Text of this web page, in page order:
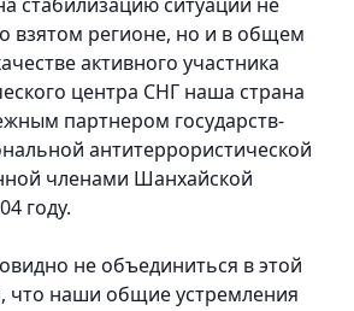
взятом регионе, но и в общем
активного участника
центра СНГ наша страна
партнером государств-
антитеррористической
членами Шанхайской
году.
не объединиться в этой
что наши общие устремления